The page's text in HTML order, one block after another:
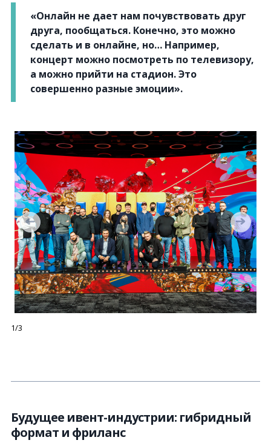
«Онлайн не дает нам почувствовать друг
друга, пообщаться. Конечно, это можно
сделать и в онлайне, но… Например,
концерт можно посмотреть по телевизору,
а можно прийти на стадион. Это
совершенно разные эмоции».
1/3
Будущее ивент-индустрии: гибридный
формат и фриланс